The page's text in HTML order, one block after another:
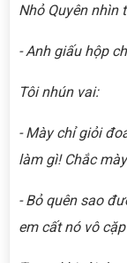
Nhỏ Quyên nhìn
- Anh giấu hộp
Tôi nhún vai:
- Mày chỉ giỏi
làm gì! Chắc
- Bỏ quên sao
em cất nó vô